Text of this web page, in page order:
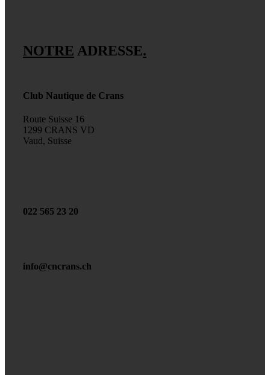
NOTRE ADRESSE.
Club Nautique de Crans
Route Suisse 16
1299 CRANS VD
Vaud, Suisse
022 565 23 20
info@cncrans.ch